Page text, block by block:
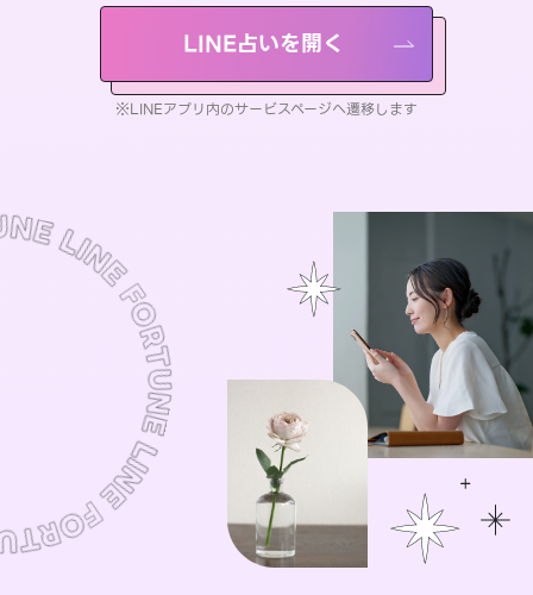
LINE占いを開く
※LINEアプリ内のサービスページへ遷移します